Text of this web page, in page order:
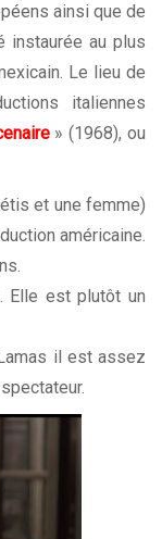
ainsi que de
instaurée au plus
Le lieu de
italiennes
» (1968), ou
et une femme)
américaine.
Elle est plutôt un
il est assez